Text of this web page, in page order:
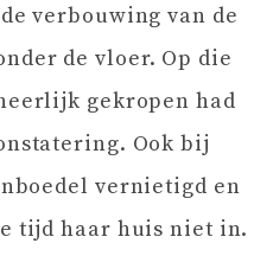
verbouwing van de
de vloer. Op die
gekropen had
Ook bij
vernietigd en
tijd haar huis niet in.